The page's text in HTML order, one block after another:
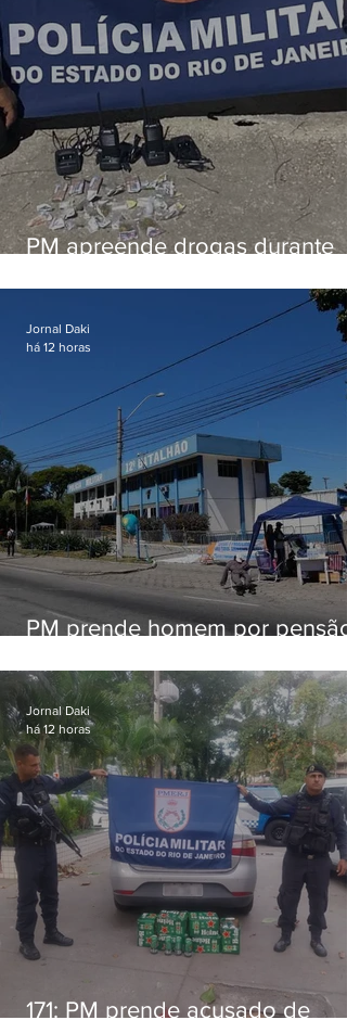
PM apreende drogas durante
PM prende homem por pensão
Jornal Daki
há 12 horas
171: PM prende acusado de
Jornal Daki
há 12 horas